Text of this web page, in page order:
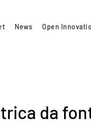
News Open
da